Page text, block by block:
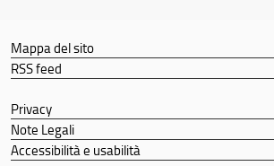
Mappa del sito
RSS feed
Privacy
Note Legali
Accessibilità e usabilità